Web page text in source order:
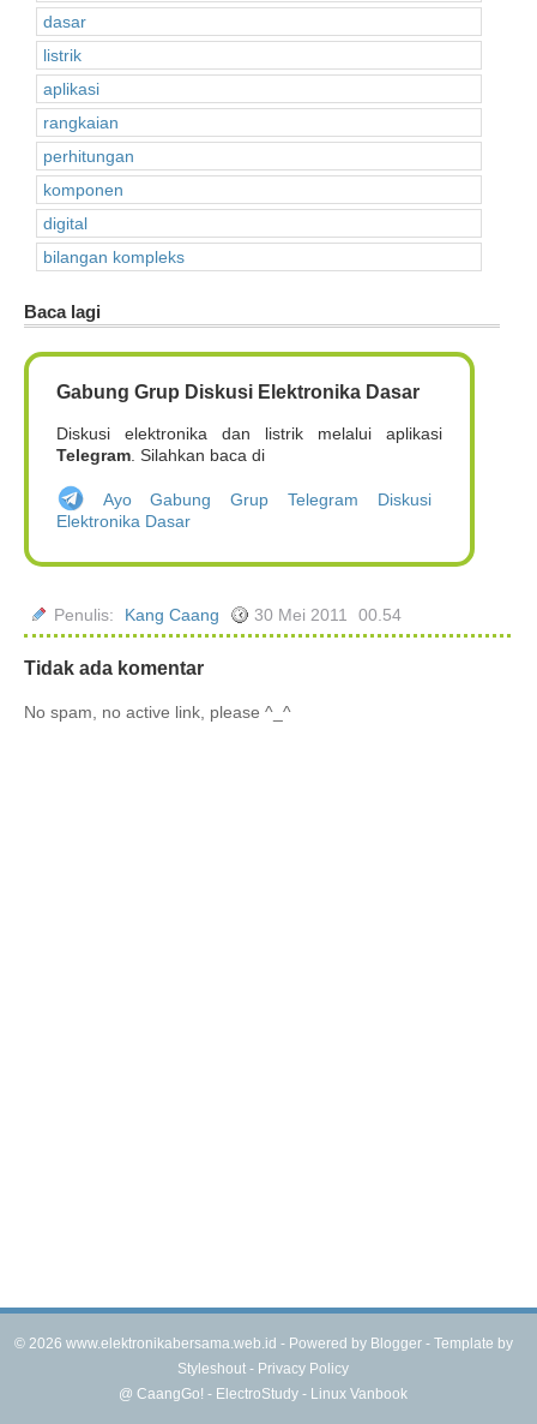
dasar
listrik
aplikasi
rangkaian
perhitungan
komponen
digital
bilangan kompleks
Baca lagi
Gabung Grup Diskusi Elektronika Dasar
Diskusi elektronika dan listrik melalui aplikasi
Telegram . Silahkan baca di
Ayo Gabung Grup Telegram Diskusi
Elektronika Dasar
Penulis: Kang Caang 30 Mei 2011 00.54
Tidak ada komentar
No spam, no active link, please ^_^
© 2026 www.elektronikabersama.web.id - Powered by Blogger- Template by
Styleshout - Privacy Policy
@ CaangGo! - ElectroStudy - Linux Vanbook